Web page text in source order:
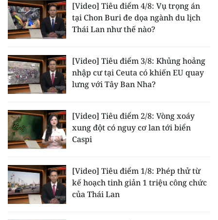
Duyên hải Nam Trung Bộ và Tây
Nguyên
Đồng bằng sông Cửu Long
Chuyên trang Hà Nội
Chuyên trang TP. Hồ Chí Minh
CHUYÊN ĐỀ
VỀ BÁO NHÂN DÂN
[Video] Tiêu điểm 4/8: Vụ trọng án
tại Chon Buri đe dọa ngành du lịch
Thái Lan như thế nào?
[Video] Tiêu điểm 3/8: Khủng hoảng
nhập cư tại Ceuta có khiến EU quay
lưng với Tây Ban Nha?
[Video] Tiêu điểm 2/8: Vòng xoáy
xung đột có nguy cơ lan tới biển
Caspi
[Video] Tiêu điểm 1/8: Phép thử từ
kế hoạch tinh giản 1 triệu công chức
của Thái Lan